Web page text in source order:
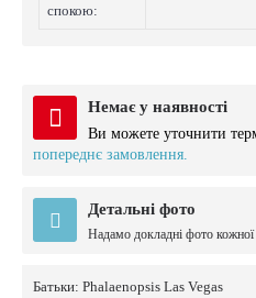
спокою:
Немає у наявності
Ви можете уточнити
попереднє замовлення.
Детальні фото
Надамо докладні фото кожної
Батьки: Phalaenopsis Las Vegas